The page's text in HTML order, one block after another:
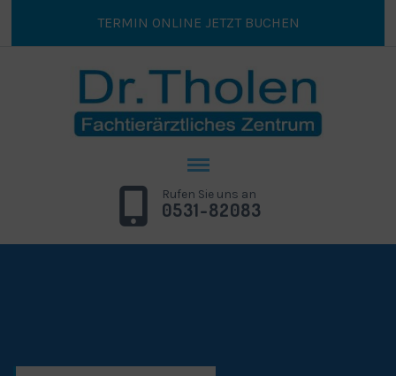
TERMIN ONLINE JETZT BUCHEN
Rufen Sie uns an
0531-82083